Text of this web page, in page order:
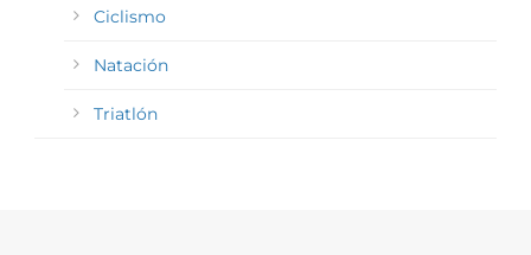
Ciclismo
Natación
Triatlón